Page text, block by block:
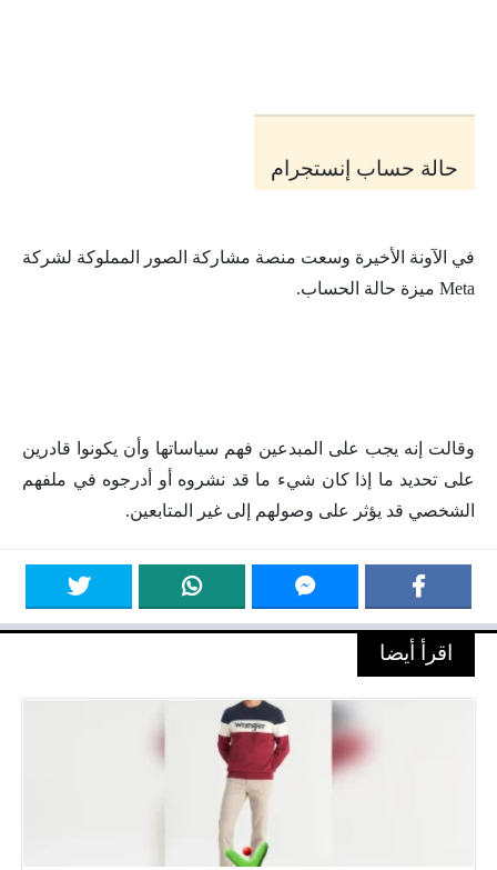
حالة حساب إنستجرام
في الآونة الأخيرة وسعت منصة مشاركة الصور المملوكة لشركة
Meta ميزة حالة الحساب.
وقالت إنه يجب على المبدعين فهم سياساتها وأن يكونوا قادرين
على تحديد ما إذا كان شيء ما قد نشروه أو أدرجوه في ملفهم
الشخصي قد يؤثر على وصولهم إلى غير المتابعين.
اقرأ أيضا